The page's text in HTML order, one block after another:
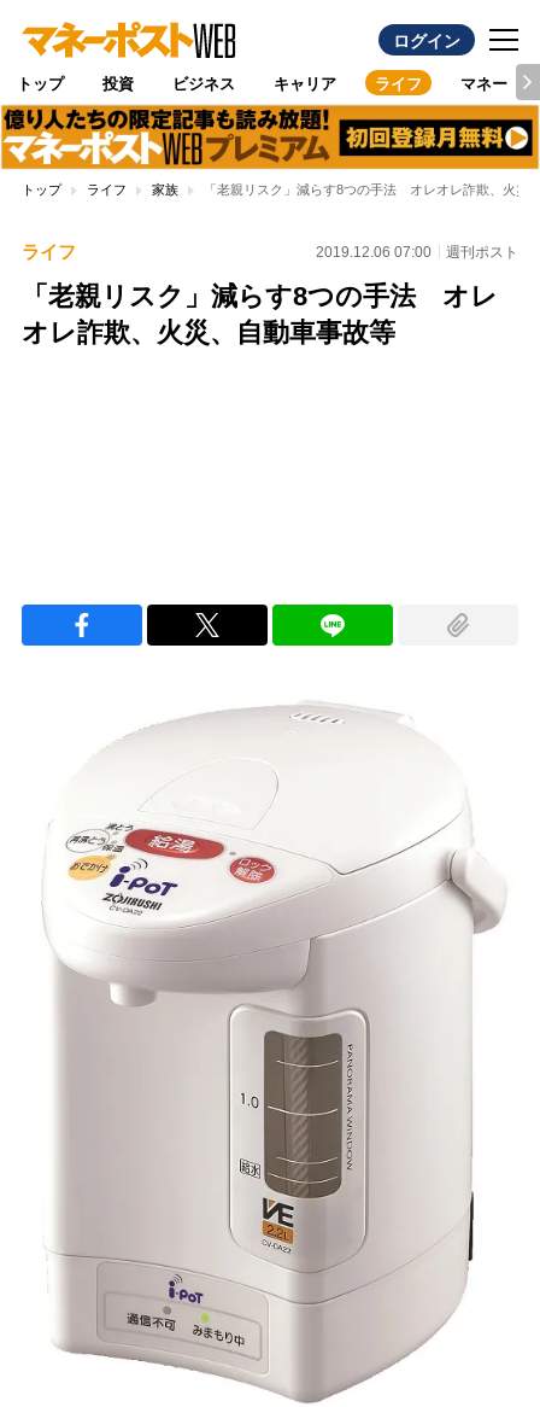
ログイン
トップ 投資 ビジネス キャリア ライフ マネー
トップ ライフ 家族 「老親リスク」減らす8つの手法 オレオレ詐欺、火災
ライフ 2019.12.06 07:00 週刊ポスト
「老親リスク」減らす8つの手法 オレ
オレ詐欺、火災、自動車事故等